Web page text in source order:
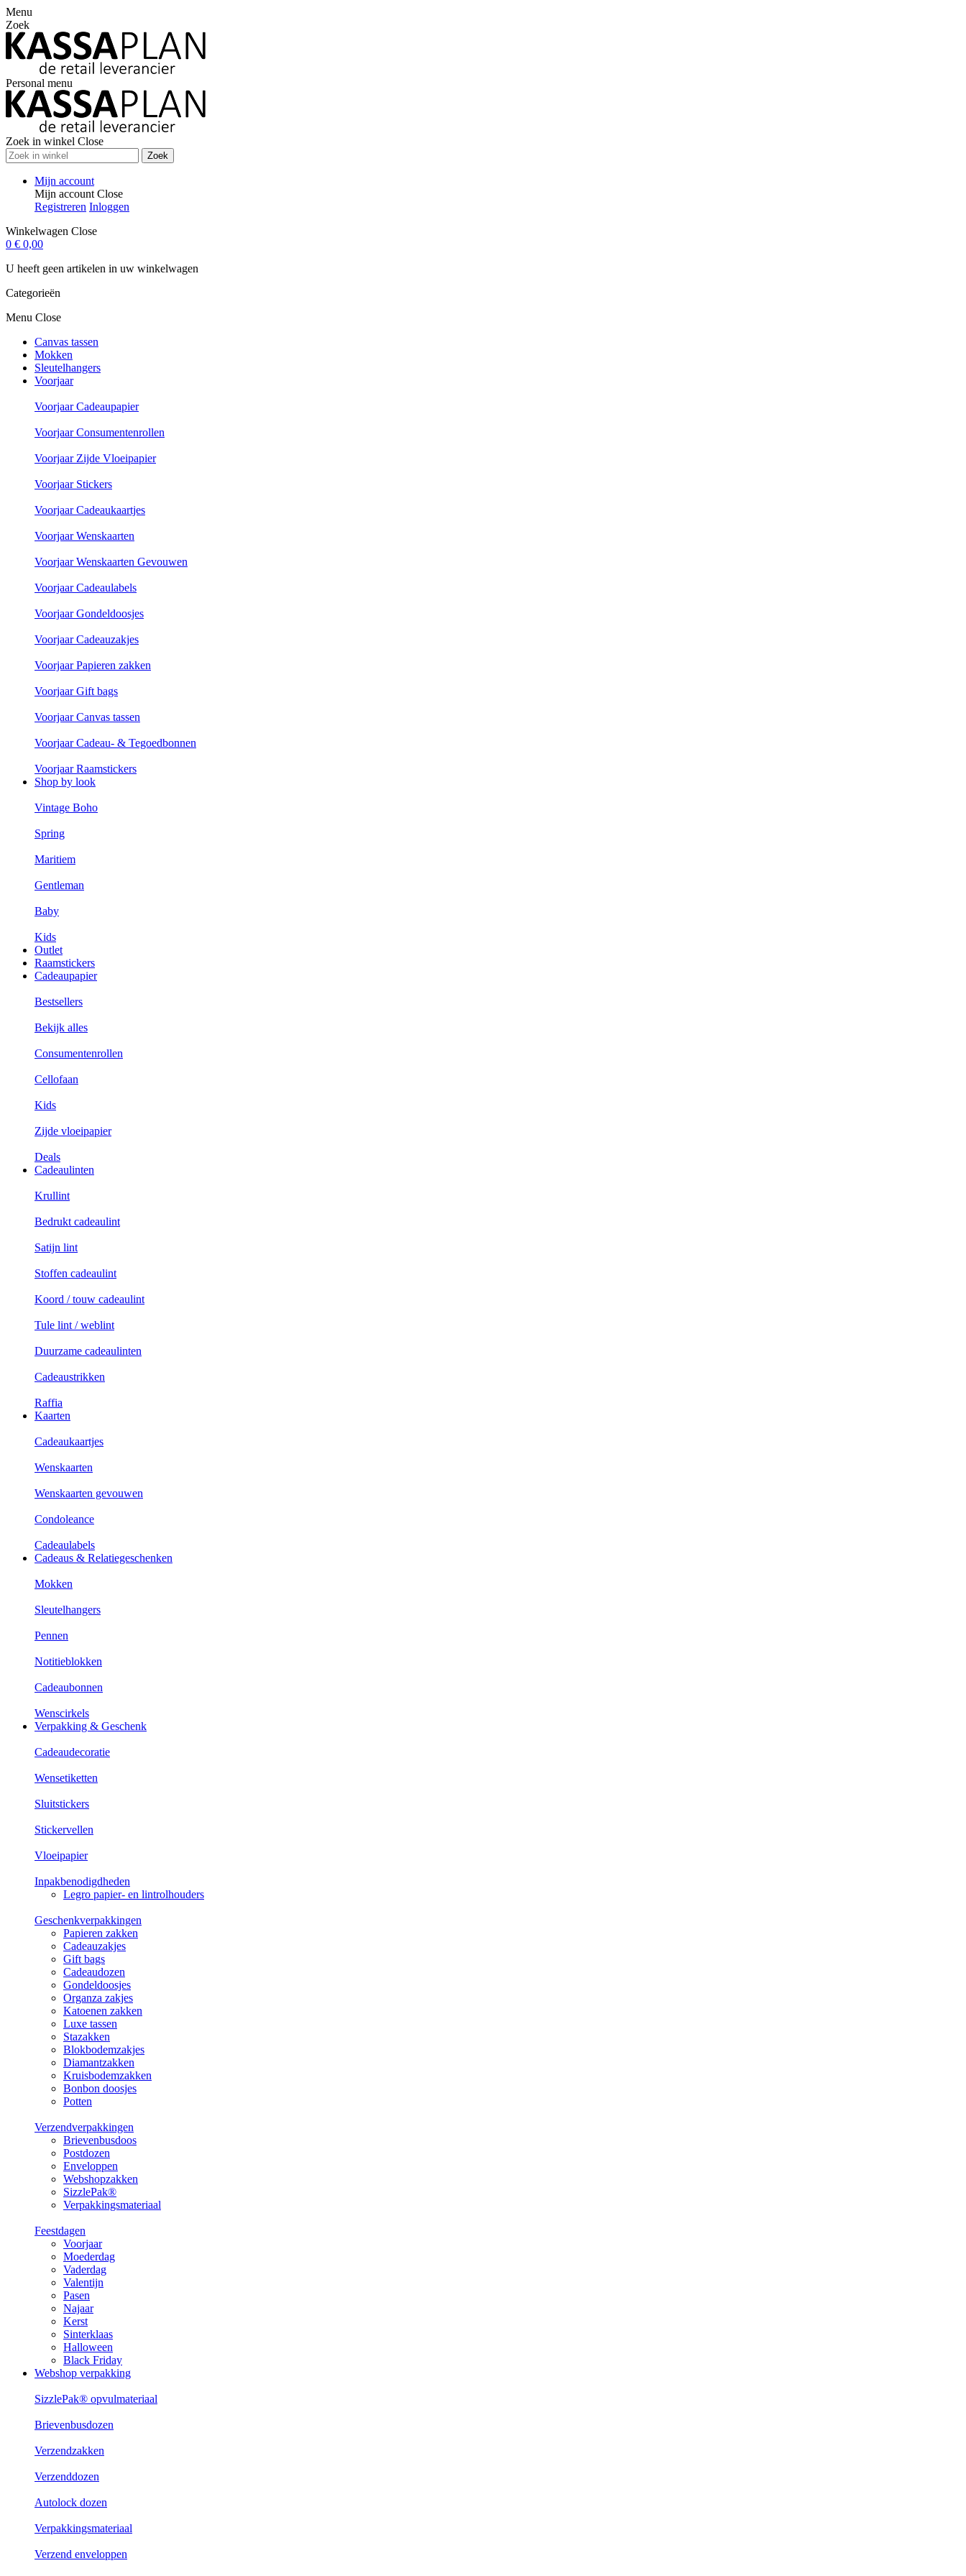
Menu
Zoek
Personal menu
Zoek in winkel Close
Zoek
Mijn account
Mijn account Close
Registreren Inloggen
Winkelwagen Close
0 € 0,00
U heeft geen artikelen in uw winkelwagen
Categorieën
Menu Close
Canvas tassen
Mokken
Sleutelhangers
Voorjaar
Voorjaar Cadeaupapier
Voorjaar Consumentenrollen
Voorjaar Zijde Vloeipapier
Voorjaar Stickers
Voorjaar Cadeaukaartjes
Voorjaar Wenskaarten
Voorjaar Wenskaarten Gevouwen
Voorjaar Cadeaulabels
Voorjaar Gondeldoosjes
Voorjaar Cadeauzakjes
Voorjaar Papieren zakken
Voorjaar Gift bags
Voorjaar Canvas tassen
Voorjaar Cadeau- & Tegoedbonnen
Voorjaar Raamstickers
Shop by look
Vintage Boho
Spring
Maritiem
Gentleman
Baby
Kids
Outlet
Raamstickers
Cadeaupapier
Bestsellers
Bekijk alles
Consumentenrollen
Cellofaan
Kids
Zijde vloeipapier
Deals
Cadeaulinten
Krullint
Bedrukt cadeaulint
Satijn lint
Stoffen cadeaulint
Koord / touw cadeaulint
Tule lint / weblint
Duurzame cadeaulinten
Cadeaustrikken
Raffia
Kaarten
Cadeaukaartjes
Wenskaarten
Wenskaarten gevouwen
Condoleance
Cadeaulabels
Cadeaus & Relatiegeschenken
Mokken
Sleutelhangers
Pennen
Notitieblokken
Cadeaubonnen
Wenscirkels
Verpakking & Geschenk
Cadeaudecoratie
Wensetiketten
Sluitstickers
Stickervellen
Vloeipapier
Inpakbenodigdheden
Legro papier- en lintrolhouders
Geschenkverpakkingen
Papieren zakken
Cadeauzakjes
Gift bags
Cadeaudozen
Gondeldoosjes
Organza zakjes
Katoenen zakken
Luxe tassen
Stazakken
Blokbodemzakjes
Diamantzakken
Kruisbodemzakken
Bonbon doosjes
Potten
Verzendverpakkingen
Brievenbusdoos
Postdozen
Enveloppen
Webshopzakken
SizzlePak®
Verpakkingsmateriaal
Feestdagen
Voorjaar
Moederdag
Vaderdag
Valentijn
Pasen
Najaar
Kerst
Sinterklaas
Halloween
Black Friday
Webshop verpakking
SizzlePak® opvulmateriaal
Brievenbusdozen
Verzendzakken
Verzenddozen
Autolock dozen
Verpakkingsmateriaal
Verzend enveloppen